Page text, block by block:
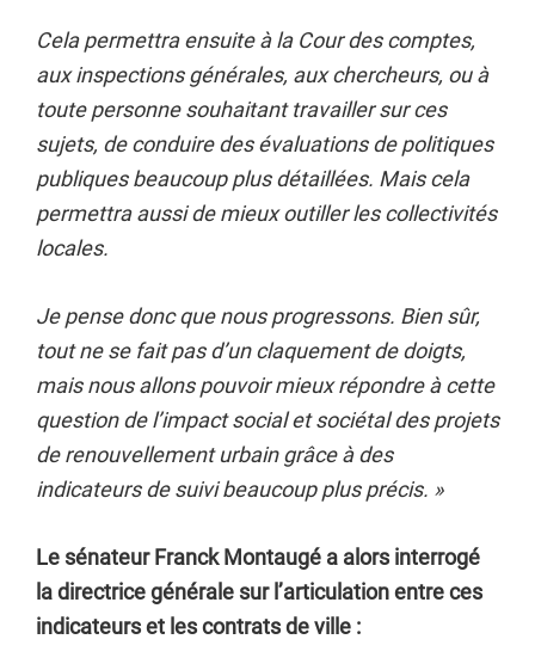
Cela permettra ensuite à la Cour des comptes,
aux inspections générales, aux chercheurs, ou à
toute personne souhaitant travailler sur ces
sujets, de conduire des évaluations de politiques
publiques beaucoup plus détaillées. Mais cela
permettra aussi de mieux outiller les collectivités
locales.
Je pense donc que nous progressons. Bien sûr,
tout ne se fait pas d’un claquement de doigts,
mais nous allons pouvoir mieux répondre à cette
question de l’impact social et sociétal des projets
de renouvellement urbain grâce à des
indicateurs de suivi beaucoup plus précis. »
Le sénateur Franck Montaugé a alors interrogé
la directrice générale sur l’articulation entre ces
indicateurs et les contrats de ville :